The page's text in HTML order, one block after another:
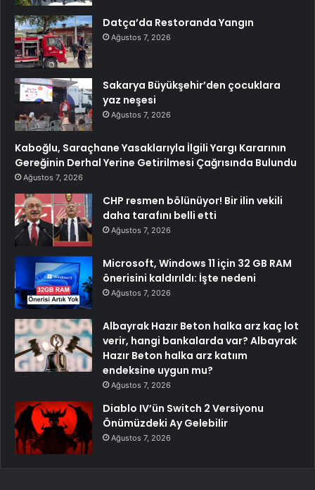
Datça’da Restoranda Yangın
Ağustos 7, 2026
Sakarya Büyükşehir’den çocuklara
yaz neşesi
Ağustos 7, 2026
Kaboğlu, Saraçhane Yasaklarıyla İlgili Yargı Kararının
Gereğinin Derhal Yerine Getirilmesi Çağrısında Bulundu
Ağustos 7, 2026
CHP resmen bölünüyor! Bir ilin vekili
daha tarafını belli etti
Ağustos 7, 2026
Microsoft, Windows 11 için 32 GB RAM
önerisini kaldırıldı: İşte nedeni
Ağustos 7, 2026
Albayrak Hazır Beton halka arz kaç lot
verir, hangi bankalarda var? Albayrak
Hazır Beton halka arz katıım
endeksine uygun mu?
Ağustos 7, 2026
Diablo IV’ün Switch 2 Versiyonu
Önümüzdeki Ay Gelebilir
Ağustos 7, 2026